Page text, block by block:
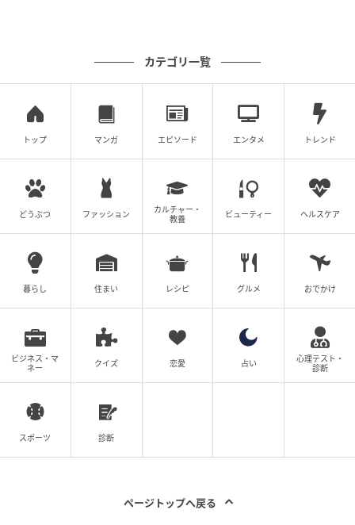
カテゴリ一覧
トップ マンガ エピソード エンタメ トレンド
どうぶつ ファッション
カルチャー・
教養
ビューティー ヘルスケア
暮らし 住まい レシピ グルメ おでかけ
ビジネス・マ
ネー
クイズ 恋愛 占い
心理テスト・
診断
スポーツ 診断
ページトップへ戻る